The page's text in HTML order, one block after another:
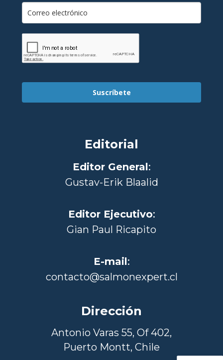
Suscríbete
Editorial
Editor General:
Gustav-Erik Blaalid
Editor Ejecutivo:
Gian Paul Ricapito
E-mail:
contacto@salmonexpert.cl
Dirección
Antonio Varas 55, Of 402,
Puerto Montt, Chile